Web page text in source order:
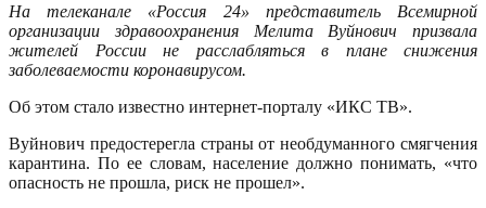
На телеканале «Россия 24» представитель Всемирной
организации здравоохранения Мелита Вуйнович призвала
жителей России не расслабляться в плане снижения
заболеваемости коронавирусом.
Об этом стало известно интернет-порталу «ИКС ТВ».
Вуйнович предостерегла страны от необдуманного смягчения
карантина. По ее словам, население должно понимать, «что
опасность не прошла, риск не прошел».